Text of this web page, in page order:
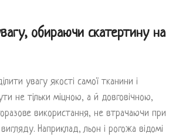
обираючи скатертину на
увагу якості самої тканини і
не тільки міцною, а й довговічною,
використання, не втрачаючи при
Наприклад, льон і рогожа відомі